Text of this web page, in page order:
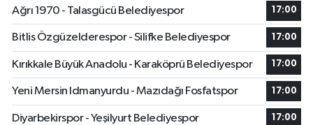
Ağrı 1970 - Talasgücü Belediyespor 17:00
Bitlis Özgüzelderespor - Silifke Belediyespor 17:00
Kırıkkale Büyük Anadolu - Karaköprü Belediyespor 17:00
Yeni Mersin Idmanyurdu - Mazıdağı Fosfatspor 17:00
Diyarbekirspor - Yeşilyurt Belediyespor 17:00